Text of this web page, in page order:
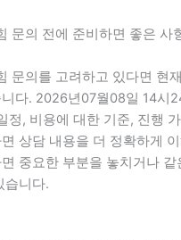
문의 전에 준비하면 좋은 사
문의를 고려하고 있다면 현
다. 2026년07월08일 14시
정, 비용에 대한 기준, 진행
상담 내용을 더 정확하게
중요한 부분을 놓치거나
습니다.